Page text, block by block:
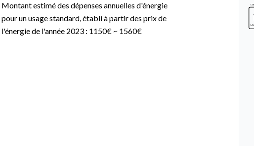
Montant estimé des dépenses annuelles d'énergie
pour un usage standard, établi à partir des prix de
l'énergie de l'année 2023 : 1150€ ~ 1560€